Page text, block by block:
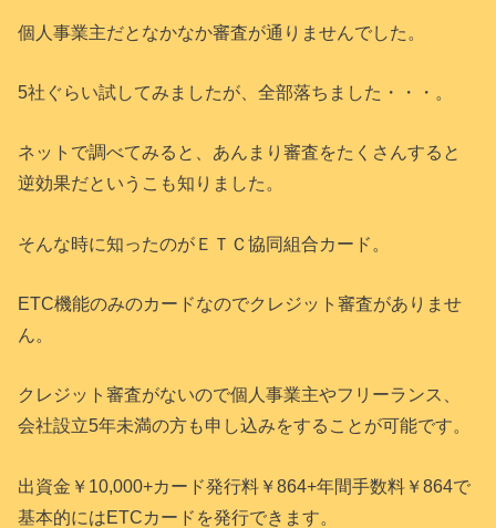
個人事業主だとなかなか審査が通りませんでした。
5社ぐらい試してみましたが、全部落ちました・・・。
ネットで調べてみると、あんまり審査をたくさんすると
逆効果だというこも知りました。
そんな時に知ったのがＥＴＣ協同組合カード。
ETC機能のみのカードなのでクレジット審査がありませ
ん。
クレジット審査がないので個人事業主やフリーランス、
会社設立5年未満の方も申し込みをすることが可能です。
出資金￥10,000+カード発行料￥864+年間手数料￥864で
基本的にはETCカードを発行できます。